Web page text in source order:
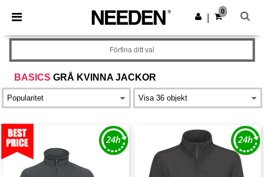
× Needen-app
Bättre priser i appen!
Hämta app
0
BASICS GRÅ KVINNA JACKOR
Förfina ditt val